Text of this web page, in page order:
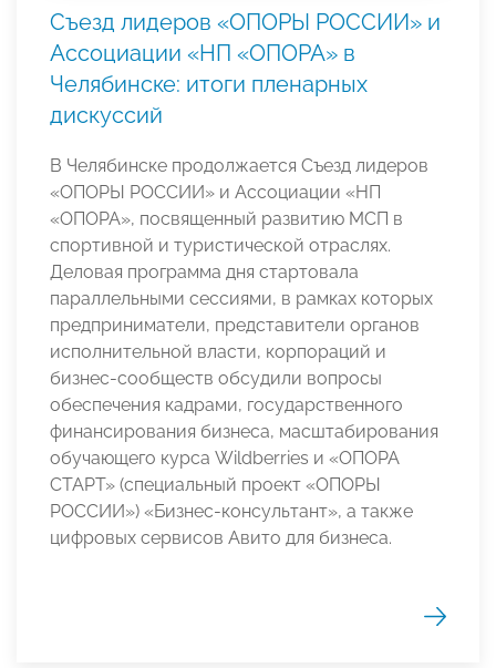
Съезд лидеров «ОПОРЫ РОССИИ» и
Ассоциации «НП «ОПОРА» в
Челябинске: итоги пленарных
дискуссий
В Челябинске продолжается Съезд лидеров
«ОПОРЫ РОССИИ» и Ассоциации «НП
«ОПОРА», посвященный развитию МСП в
спортивной и туристической отраслях.
Деловая программа дня стартовала
параллельными сессиями, в рамках которых
предприниматели, представители органов
исполнительной власти, корпораций и
бизнес-сообществ обсудили вопросы
обеспечения кадрами, государственного
финансирования бизнеса, масштабирования
обучающего курса Wildberries и «ОПОРА
СТАРТ» (специальный проект «ОПОРЫ
РОССИИ») «Бизнес-консультант», а также
цифровых сервисов Авито для бизнеса.